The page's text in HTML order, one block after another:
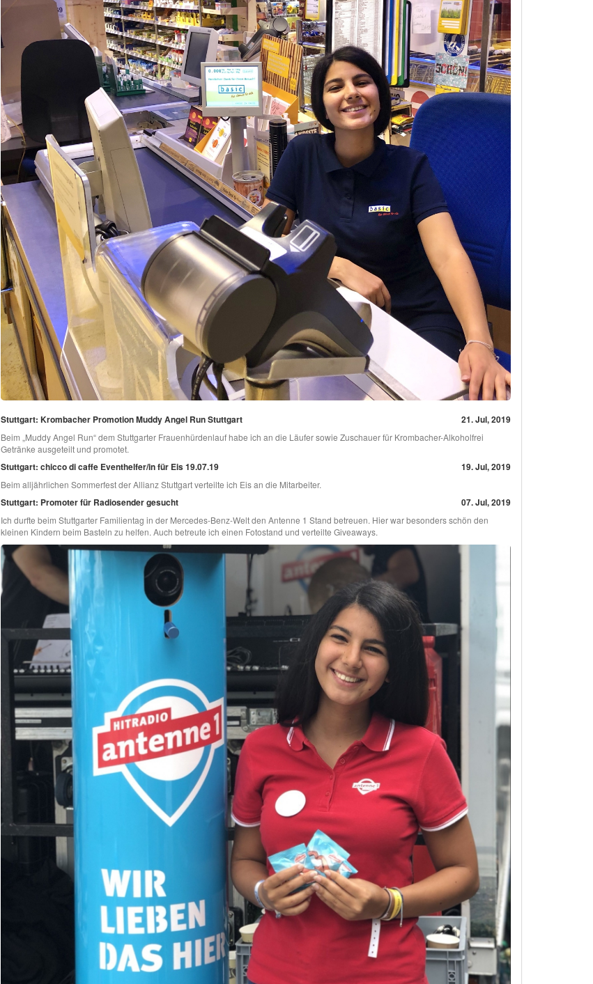
Stuttgart: Krombacher Promotion Muddy Angel Run Stuttgart 21. Jul, 2019
Beim „Muddy Angel Run“ dem Stuttgarter Frauenhürdenlauf habe ich an die Läufer sowie Zuschauer für Krombacher-Alkoholfrei
Getränke ausgeteilt und promotet.
Stuttgart: chicco di caffe Eventhelfer/in für Eis 19.07.19 19. Jul, 2019
Beim alljährlichen Sommerfest der Allianz Stuttgart verteilte ich Eis an die Mitarbeiter.
Stuttgart: Promoter für Radiosender gesucht 07. Jul, 2019
Ich durfte beim Stuttgarter Familientag in der Mercedes-Benz-Welt den Antenne 1 Stand betreuen. Hier war besonders schön den
kleinen Kindern beim Basteln zu helfen. Auch betreute ich einen Fotostand und verteilte Giveaways.